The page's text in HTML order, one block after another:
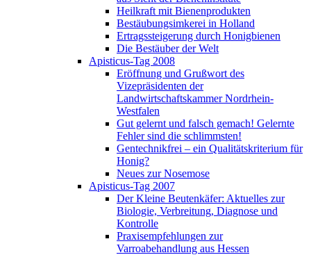
Heilkraft mit Bienenprodukten
Bestäubungsimkerei in Holland
Ertragssteigerung durch Honigbienen
Die Bestäuber der Welt
Apisticus-Tag 2008
Eröffnung und Grußwort des
Vizepräsidenten der
Landwirtschaftskammer Nordrhein-
Westfalen
Gut gelernt und falsch gemach! Gelernte
Fehler sind die schlimmsten!
Gentechnikfrei – ein Qualitätskriterium für
Honig?
Neues zur Nosemose
Apisticus-Tag 2007
Der Kleine Beutenkäfer: Aktuelles zur
Biologie, Verbreitung, Diagnose und
Kontrolle
Praxisempfehlungen zur
Varroabehandlung aus Hessen